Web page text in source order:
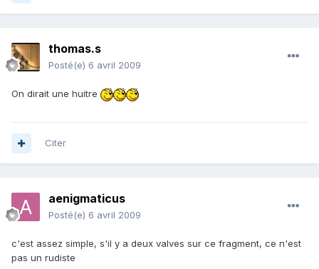
thomas.s
Posté(e) 6 avril 2009
On dirait une huitre
Citer
aenigmaticus
Posté(e) 6 avril 2009
c'est assez simple, s'il y a deux valves sur ce fragment, ce n'est
pas un rudiste